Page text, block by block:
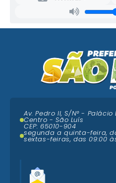
Av. Pedro II, S/N° -
Centro - São Luís
CEP: 65010-904
segunda a quinta-feira,
sextas-feiras, das 09:00